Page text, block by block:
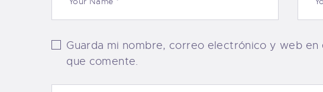
Guarda mi nombre, correo electrónico y web
que comente.